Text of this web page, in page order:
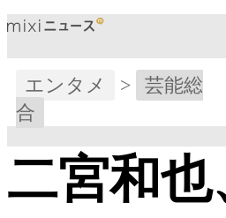
エンタメ >
芸能総
合
二宮和